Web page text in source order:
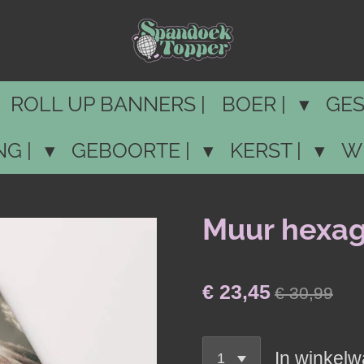
ROLL UP BANNERS | BOER |
| GEBOORTE | KERST |
Muur
€ 23,45 € 30,99
In